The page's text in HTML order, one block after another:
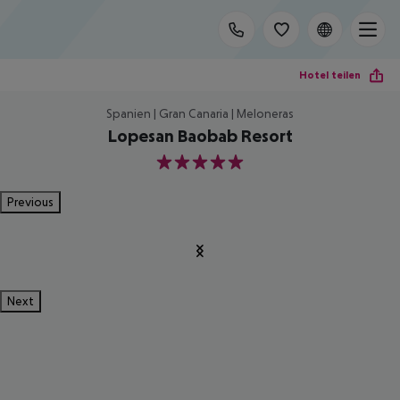
Hotel teilen
Spanien | Gran Canaria | Meloneras
Lopesan Baobab Resort
5
Previous
Next